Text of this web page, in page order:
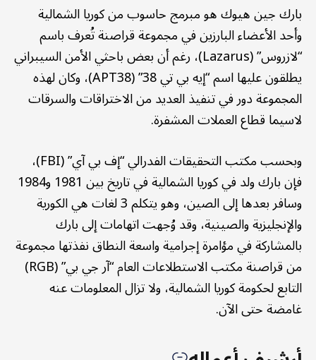
بارك جين هيوك هو مبرمج حاسوب من كوريا الشمالية
وأحد الأعضاء البارزين في مجموعة قراصنة تُعرف باسم
“لازروس” (Lazarus)، رغم أن بعض باحثي الأمن السيبراني
يطلقون عليها اسم “إيه بي تي 38” (APT38)، وكان لهذه
المجموعة دور في تنفيذ العديد من الاختراقات والسرقات
لاسيما قطاع العملات المشفرة.
وبحسب مكتب التحقيقات الفدرالي “إف بي آي” (FBI)،
فإن بارك ولد في كوريا الشمالية في تاريخ بين 1981 و1984
وسافر بعدها إلى الصين، وهو يتكلم 3 لغات هي الكورية
والإنجليزية والصينية، وقد وُجهت اتهامات إلى بارك
بالمشاركة في مؤامرة إجرامية واسعة النطاق نفذتها مجموعة
من قراصنة مكتب الاستطلاعات العام “آر جي بي” (RGB)
التابع لحكومة كوريا الشمالية، ولا تزال المعلومات عنه
غامضة حتى الآن.